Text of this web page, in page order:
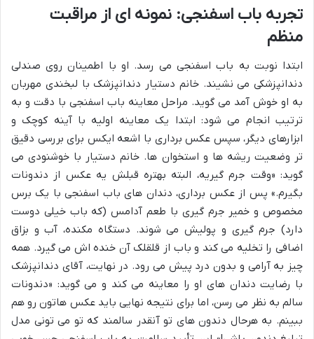
تجربه باب اسفنجی: نمونه ای از مراقبت
منظم
ابتدا نوبت به باب اسفنجی می رسد. او با اطمینان روی صندلی
دندانپزشکی می نشیند. خانم دستیار دندانپزشک با لبخندی مهربان
به او خوش آمد می گوید. مراحل معاینه باب اسفنجی با دقت و به
ترتیب انجام می شود: ابتدا یک معاینه اولیه با آینه کوچک و
ابزارهای دیگر، سپس عکس برداری با اشعه ایکس برای بررسی دقیق
تر وضعیت ریشه ها و استخوان ها. خانم دستیار با خوشنودی می
گوید: «وقت جرم گیریه، البته بهتره قبلش یه عکس از دندونات
بگیرم.» پس از عکس برداری، دندان های باب اسفنجی با یک برس
مخصوص و خمیر جرم گیری با طعم آدامس (که باب خیلی دوست
دارد) جرم گیری و پولیش می شوند. دستگاه مکنده، آب و بزاق
اضافی را تخلیه می کند و باب از قلقلک آن خنده اش می گیرد. همه
چیز به آرامی و بدون درد پیش می رود. در نهایت، آقای دندانپزشک
با رضایت دندان های او را معاینه می کند و می گوید: «دندونات
سالم به نظر می رسن، اما برای نتیجه نهایی باید عکس هاتون رو هم
ببینم. به هرحال دندون های تو آنقدر سالمند که تو می تونی مدل